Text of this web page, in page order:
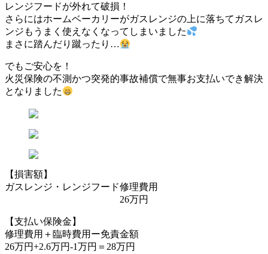
レンジフードが外れて破損！
さらにはホームベーカリーがガスレンジの上に落ちてガスレ
ンジもうまく使えなくなってしまいました
まさに踏んだり蹴ったり…
でもご安心を！
火災保険の不測かつ突発的事故補償で無事お支払いでき解決
となりました
【損害額】
ガスレンジ・レンジフード修理費用
26万円
【支払い保険金】
修理費用＋臨時費用ー免責金額
26万円+2.6万円-1万円＝28万円